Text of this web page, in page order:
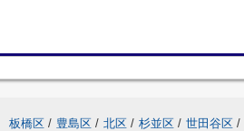
板橋区 / 豊島区 / 北区 / 杉並区 / 世田谷区 /